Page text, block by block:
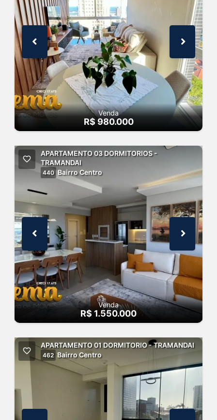
Venda
R$ 980.000
APARTAMENTO 03 DORMITORIOS -
TRAMANDAI
440 Bairro Centro
Venda
R$ 1.550.000
APARTAMENTO 01 DORMITORIO - TRAMANDAI
462 Bairro Centro